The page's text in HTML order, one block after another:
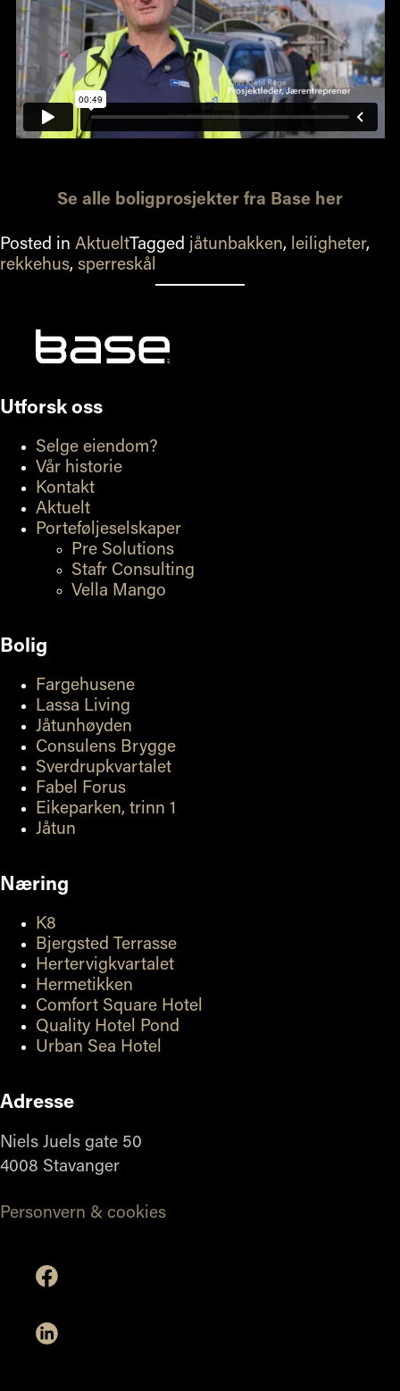
Se alle boligprosjekter fra Base her
Posted in Aktuelt Tagged jåtunbakken, leiligheter,
rekkehus, sperreskål
Utforsk oss
Selge eiendom?
Vår historie
Kontakt
Aktuelt
Porteføljeselskaper
Pre Solutions
Stafr Consulting
Vella Mango
Bolig
Fargehusene
Lassa Living
Jåtunhøyden
Consulens Brygge
Sverdrupkvartalet
Fabel Forus
Eikeparken, trinn 1
Jåtun
Næring
K8
Bjergsted Terrasse
Hertervigkvartalet
Hermetikken
Comfort Square Hotel
Quality Hotel Pond
Urban Sea Hotel
Adresse
Niels Juels gate 50
4008 Stavanger
Personvern & cookies